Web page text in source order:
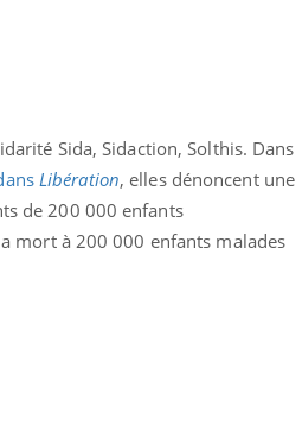
Sida, Sidaction, Solthis. Dans
Libération, elles dénoncent une
de 200 000 enfants
mort à 200 000 enfants malades